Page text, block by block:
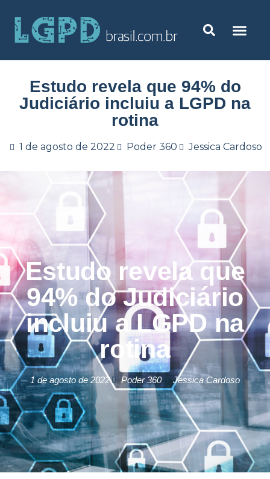
Estudo revela que 94% do
Judiciário incluiu a LGPD na
rotina
1 de agosto de 2022 Poder 360 Jessica Cardoso
Estudo revela que
94% do Judiciário
incluiu a LGPD na
rotina
1 de agosto de 2022 Poder 360 Jessica Cardoso